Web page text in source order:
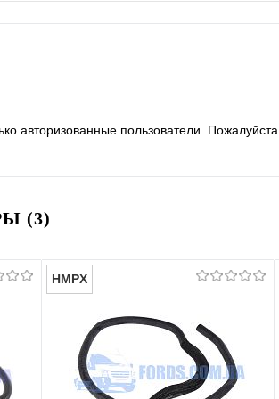
авторизованные пользователи. Пожалуйста,
(3)
HMPX